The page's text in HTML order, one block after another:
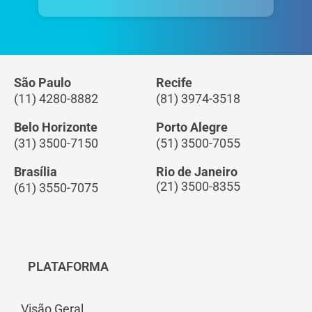
São Paulo
(11) 4280-8882
Recife
(81) 3974-3518
Belo Horizonte
(31) 3500-7150
Porto Alegre
(51) 3500-7055
Brasília
(61) 3550-7075
Rio de Janeiro
(21) 3500-8355
PLATAFORMA
Visão Geral